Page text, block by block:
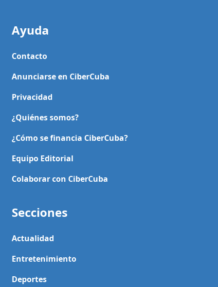
Ayuda
Contacto
Anunciarse en CiberCuba
Privacidad
¿Quiénes somos?
¿Cómo se financia CiberCuba?
Equipo Editorial
Colaborar con CiberCuba
Secciones
Actualidad
Entretenimiento
Deportes